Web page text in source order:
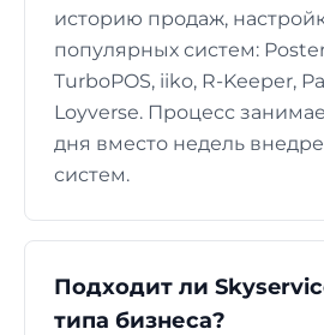
историю продаж,
популярных систем:
TurboPOS, iiko, R-Keeper,
Loyverse. Процесс
дня вместо недель
систем.
Подходит ли
типа бизнеса?